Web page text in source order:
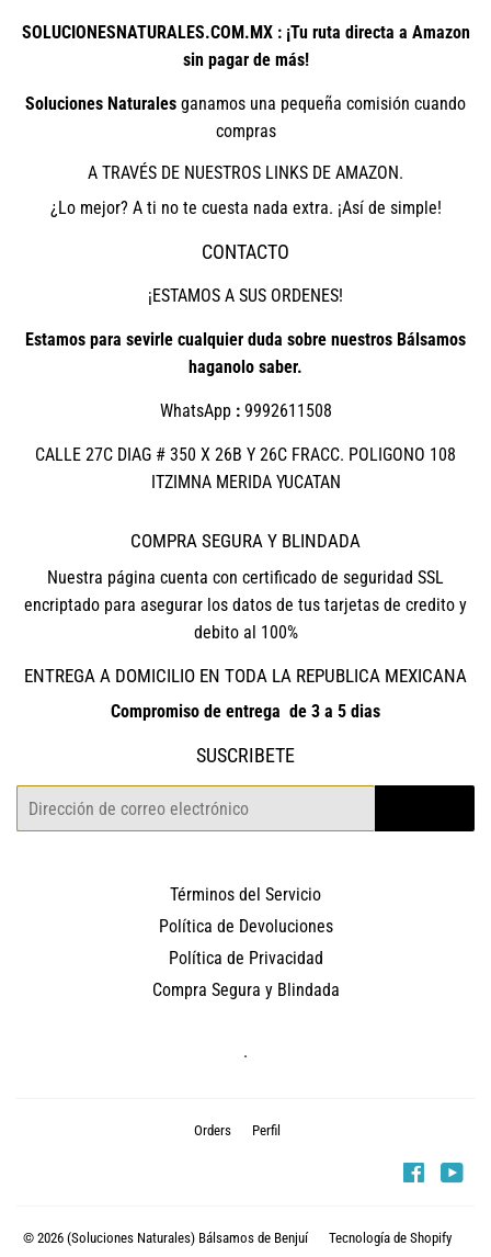
SOLUCIONESNATURALES.COM.MX : ¡Tu ruta directa a Amazon
sin pagar de más!
Soluciones Naturales ganamos una pequeña comisión cuando
compras
A TRAVÉS DE NUESTROS LINKS DE AMAZON.
¿Lo mejor? A ti no te cuesta nada extra. ¡Así de simple!
CONTACTO
¡ESTAMOS A SUS ORDENES!
Estamos para sevirle cualquier duda sobre nuestros Bálsamos
haganolo saber.
WhatsApp : 9992611508
CALLE 27C DIAG # 350 X 26B Y 26C FRACC. POLIGONO 108
ITZIMNA MERIDA YUCATAN
COMPRA SEGURA Y BLINDADA
Nuestra página cuenta con certificado de seguridad SSL
encriptado para asegurar los datos de tus tarjetas de credito y
debito al 100%
ENTREGA A DOMICILIO EN TODA LA REPUBLICA MEXICANA
Compromiso de entrega de 3 a 5 dias
SUSCRIBETE
Correo
Términos del Servicio
Política de Devoluciones
Política de Privacidad
Compra Segura y Blindada
.
Orders Perfil
© 2026 (Soluciones Naturales) Bálsamos de Benjuí Tecnología de Shopify